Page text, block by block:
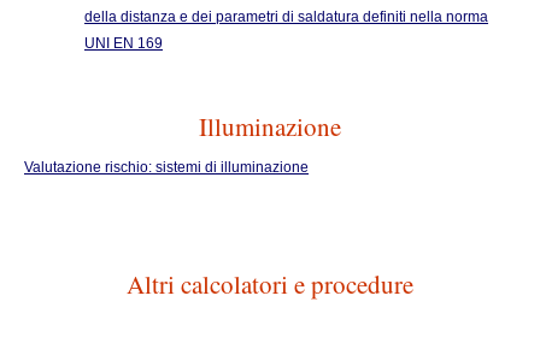
della distanza e dei parametri di saldatura definiti nella norma
UNI EN 169
Illuminazione
Valutazione rischio: sistemi di illuminazione
Altri calcolatori e procedure